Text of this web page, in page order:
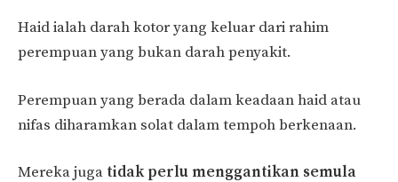
Haid ialah darah kotor yang keluar dari rahim
perempuan yang bukan darah penyakit.
Perempuan yang berada dalam keadaan haid atau
nifas diharamkan solat dalam tempoh berkenaan.
Mereka juga tidak perlu menggantikan semula